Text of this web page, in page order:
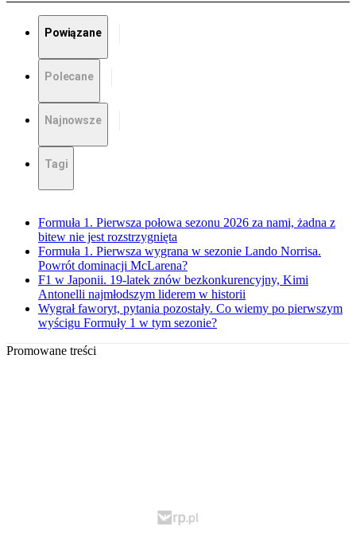
Powiązane
Polecane
Najnowsze
Tagi
Formuła 1. Pierwsza połowa sezonu 2026 za nami, żadna z
bitew nie jest rozstrzygnięta
Formuła 1. Pierwsza wygrana w sezonie Lando Norrisa.
Powrót dominacji McLarena?
F1 w Japonii. 19-latek znów bezkonkurencyjny, Kimi
Antonelli najmłodszym liderem w historii
Wygrał faworyt, pytania pozostały. Co wiemy po pierwszym
wyścigu Formuły 1 w tym sezonie?
Promowane treści